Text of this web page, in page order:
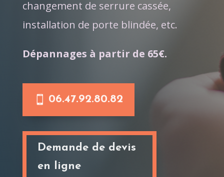
changement de serrure cassée,
installation de porte blindée, etc.
Dépannages à partir de 65€.
06.47.92.80.82
Demande de devis
en ligne